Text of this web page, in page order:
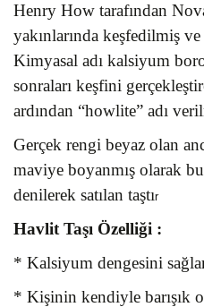
Henry How tarafından
yakınlarında keşfedilmiş ve
Kimyasal adı kalsiyum
sonraları keşfini
ardından “howlite” adı
Gerçek rengi beyaz olan
maviye boyanmış olarak
denilerek satılan taştır
Havlit Taşı Özelliği :
* Kalsiyum dengesini
* Kişinin kendiyle barışık